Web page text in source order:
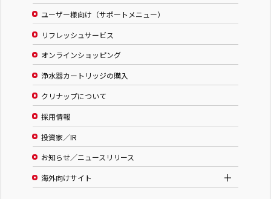
ユーザー様向け（サポートメニュー）
リフレッシュサービス
オンラインショッピング
浄水器カートリッジの購入
クリナップについて
採用情報
投資家／IR
お知らせ／ニュースリリース
海外向けサイト